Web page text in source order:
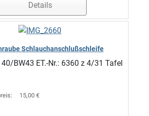
Details
Schlauchanschlußschleife
BW43 ET.-Nr.: 6360 z 4/31 Tafel
15,00 €